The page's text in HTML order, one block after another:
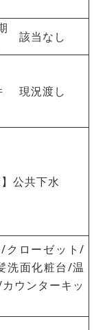
該当なし
現況渡し
公共下水
クローゼット/
洗面化粧台/温
ウンターキッ